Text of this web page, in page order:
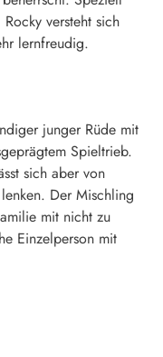
versteht sich
lernfreudig.
junger Rüde mit
Spieltrieb.
sich aber von
Der Mischling
mit nicht zu
Einzelperson mit